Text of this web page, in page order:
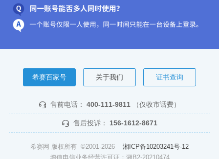
希赛百家号 关于我们 证书查询
售前电话： 400-111-9811 （仅收市话费）
售后投诉： 156-1612-8671
希赛网 版权所有 ©2001-2026 湘ICP备10203241号-12
增值电信业务经营许可证：湘B2-20210474